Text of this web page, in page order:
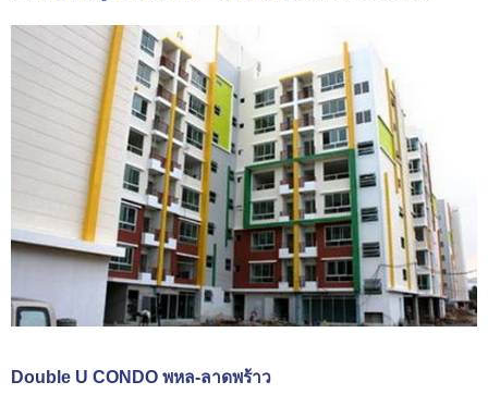
Double U CONDO พหล-ลาดพร้าว